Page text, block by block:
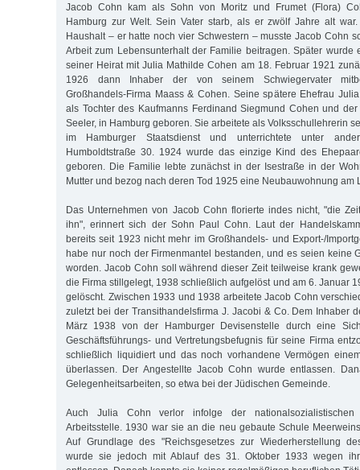
Jacob Cohn kam als Sohn von Moritz und Frumet (Flora)
Hamburg zur Welt. Sein Vater starb, als er zwölf Jahre alt
Haushalt – er hatte noch vier Schwestern – musste Jacob Cohn
Arbeit zum Lebensunterhalt der Familie beitragen. Später wurde
seiner Heirat mit Julia Mathilde Cohen am 18. Februar 1921
1926 dann Inhaber der von seinem Schwiegervater
Großhandels-Firma Maass & Cohen. Seine spätere Ehefrau
als Tochter des Kaufmanns Ferdinand Siegmund Cohen und
Seeler, in Hamburg geboren. Sie arbeitete als Volksschullehrerin
im Hamburger Staatsdienst und unterrichtete unter
Humboldtstraße 30. 1924 wurde das einzige Kind des
geboren. Die Familie lebte zunächst in der Isestraße in der
Mutter und bezog nach deren Tod 1925 eine Neubauwohnung am
Das Unternehmen von Jacob Cohn florierte indes nicht, "die
ihn", erinnert sich der Sohn Paul Cohn. Laut der
bereits seit 1923 nicht mehr im Großhandels- und Export-/
habe nur noch der Firmenmantel bestanden, und es seien keine
worden. Jacob Cohn soll während dieser Zeit teilweise krank
die Firma stillgelegt, 1938 schließlich aufgelöst und am 6. Januar
gelöscht. Zwischen 1933 und 1938 arbeitete Jacob Cohn
zuletzt bei der Transithandelsfirma J. Jacobi & Co. Dem Inhaber
März 1938 von der Hamburger Devisenstelle durch eine
Geschäftsführungs- und Vertretungsbefugnis für seine Firma
schließlich liquidiert und das noch vorhandene Vermögen
überlassen. Der Angestellte Jacob Cohn wurde entlassen.
Gelegenheitsarbeiten, so etwa bei der Jüdischen Gemeinde.
Auch Julia Cohn verlor infolge der nationalsozialistischen
Arbeitsstelle. 1930 war sie an die neu gebaute Schule
Auf Grundlage des "Reichsgesetzes zur Wiederherstellung
wurde sie jedoch mit Ablauf des 31. Oktober 1933 wegen